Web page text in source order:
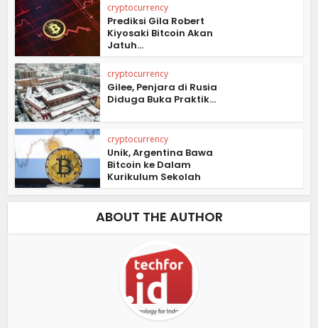
cryptocurrency
Prediksi Gila Robert
Kiyosaki Bitcoin Akan
Jatuh...
cryptocurrency
Gilee, Penjara di Rusia
Diduga Buka Praktik...
cryptocurrency
Unik, Argentina Bawa
Bitcoin ke Dalam
Kurikulum Sekolah
ABOUT THE AUTHOR